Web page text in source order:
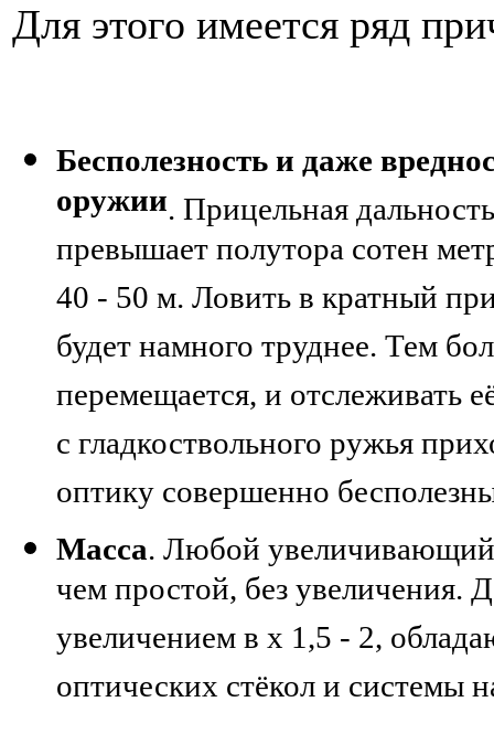
Для этого имеется ряд
Бесполезность и даже
оружии. Прицельная
превышает полутора сотен
40 - 50 м. Ловить в кратный
будет намного труднее. Тем
перемещается, и отслеживать
с гладкоствольного ружья
оптику совершенно
Масса. Любой увеличивающий
чем простой, без
увеличением в х 1,5 - 2,
оптических стёкол и системы